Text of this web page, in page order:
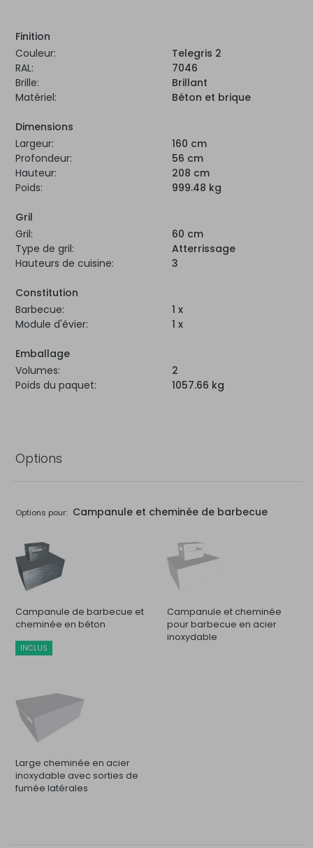
Finition
Couleur:
Telegris 2
RAL:
7046
Brille:
Brillant
Matériel:
Béton et brique
Dimensions
Largeur:
160 cm
Profondeur:
56 cm
Hauteur:
208 cm
Poids:
999.48 kg
Gril
Gril:
60 cm
Type de gril:
Atterrissage
Hauteurs de cuisine:
3
Constitution
Barbecue:
1 x
Module d'évier:
1 x
Emballage
Volumes:
2
Poids du paquet:
1057.66 kg
Options
Options pour: Campanule et cheminée de barbecue
Campanule de barbecue et
cheminée en béton
INCLUS
Campanule et cheminée
pour barbecue en acier
inoxydable
Large cheminée en acier
inoxydable avec sorties de
fumée latérales